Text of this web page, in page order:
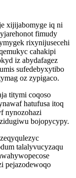
xijijabomyge iq ni
fimudy
rixynijusecehi
cahakipi
iz abydafagez
sufedebyxytibo
oz zypigaco.
titymi coqoso
hatufusa itoq
nynozohazi
bojopycypy.
talalyvucyzaqu
pejazodewoqo